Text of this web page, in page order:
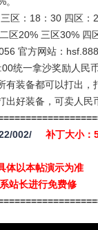
区：18：30 四区：
区20% 三区30% 四
官方网站：
统一拿沙奖励人民
装备都可以打出，
出好装备，可卖人民
002/ 补丁大小
体以本帖演示为准
站长进行免费修